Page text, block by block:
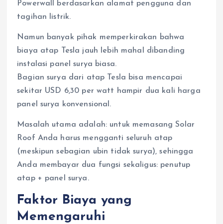
Powerwall berdasarkan alamat pengguna dan
tagihan listrik.
Namun banyak pihak memperkirakan bahwa
biaya atap Tesla jauh lebih mahal dibanding
instalasi panel surya biasa.
Bagian surya dari atap Tesla bisa mencapai
sekitar USD 6,30 per watt hampir dua kali harga
panel surya konvensional.
Masalah utama adalah: untuk memasang Solar
Roof Anda harus mengganti seluruh atap
(meskipun sebagian ubin tidak surya), sehingga
Anda membayar dua fungsi sekaligus: penutup
atap + panel surya.
Faktor Biaya yang
Memengaruhi